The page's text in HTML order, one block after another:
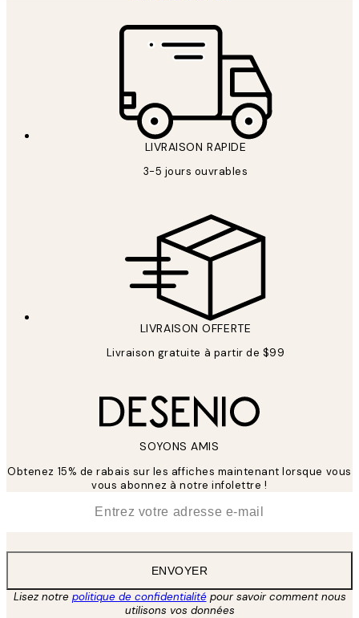
LIVRAISON RAPIDE
3-5 jours ouvrables
LIVRAISON OFFERTE
Livraison gratuite à partir de $99
SOYONS AMIS
Obtenez 15% de rabais sur les affiches maintenant lorsque vous
vous abonnez à notre infolettre !
ENVOYER
Lisez notre politique de confidentialitépour savoir comment nous
utilisons vos données